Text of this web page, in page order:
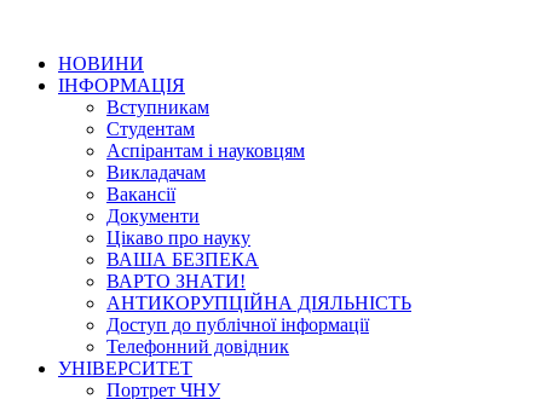
НОВИНИ
ІНФОРМАЦІЯ
Вступникам
Студентам
Аспірантам і науковцям
Викладачам
Вакансії
Документи
Цікаво про науку
ВАША БЕЗПЕКА
ВАРТО ЗНАТИ!
АНТИКОРУПЦІЙНА ДІЯЛЬНІСТЬ
Доступ до публічної інформації
Телефонний довідник
УНІВЕРСИТЕТ
Портрет ЧНУ